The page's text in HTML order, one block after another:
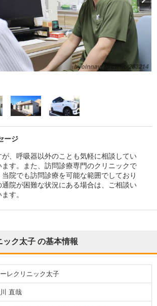
ージ
、呼吸器以外のことも気軽に相談してい
す。また、訪問診療専門のクリニックで
院でも訪問診療を可能な範囲でしており
通院が困難な状況にある場合は、ご相談い
す。
ック太子 の基本情報
レクリニック太子
直哉